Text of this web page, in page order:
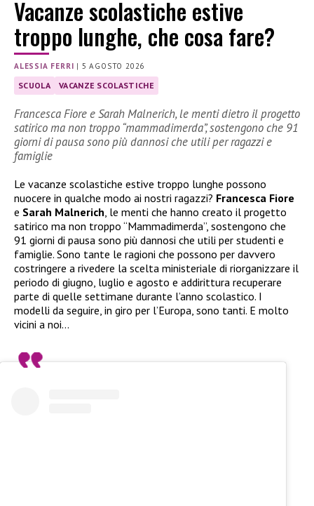
Vacanze scolastiche estive
troppo lunghe, che cosa fare?
ALESSIA FERRI | 5 AGOSTO 2026
SCUOLA VACANZE SCOLASTICHE
Francesca Fiore e Sarah Malnerich, le menti dietro il progetto
satirico ma non troppo “mammadimerda”, sostengono che 91
giorni di pausa sono più dannosi che utili per ragazzi e
famiglie
Le vacanze scolastiche estive troppo lunghe possono
nuocere in qualche modo ai nostri ragazzi? Francesca Fiore
e Sarah Malnerich , le menti che hanno creato il progetto
satirico ma non troppo “Mammadimerda”, sostengono che
91 giorni di pausa sono più dannosi che utili per studenti e
famiglie. Sono tante le ragioni che possono per davvero
costringere a rivedere la scelta ministeriale di riorganizzare il
periodo di giugno, luglio e agosto e addirittura recuperare
parte di quelle settimane durante l’anno scolastico. I
modelli da seguire, in giro per l’Europa, sono tanti. E molto
vicini a noi…